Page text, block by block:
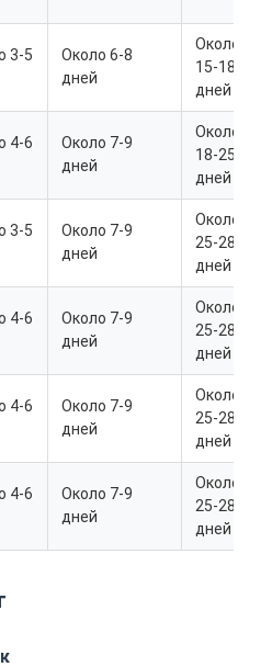
3-5
Около 6-8
дней
Около
15-18
дней
4-6
Около 7-9
дней
Около
18-25
дней
3-5
Около 7-9
дней
Около
25-28
дней
4-6
Около 7-9
дней
Около
25-28
дней
4-6
Около 7-9
дней
Около
25-28
дней
4-6
Около 7-9
дней
Около
25-28
дней